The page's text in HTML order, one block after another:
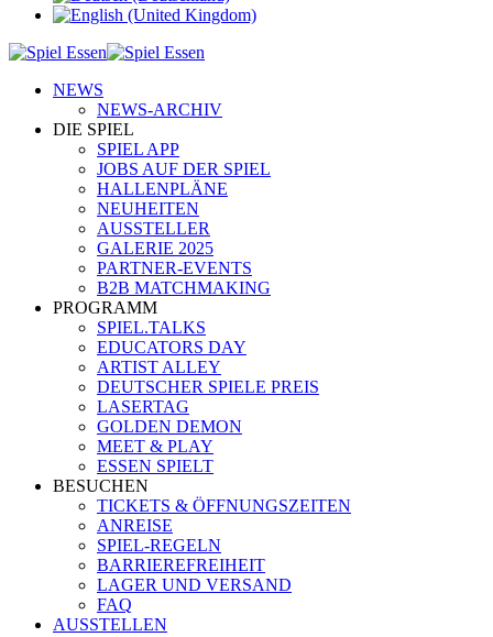
NEWS
NEWS-ARCHIV
DIE SPIEL
SPIEL APP
JOBS AUF DER SPIEL
HALLENPLÄNE
NEUHEITEN
AUSSTELLER
GALERIE 2025
PARTNER-EVENTS
B2B MATCHMAKING
PROGRAMM
SPIEL.TALKS
EDUCATORS DAY
ARTIST ALLEY
DEUTSCHER SPIELE PREIS
LASERTAG
GOLDEN DEMON
MEET & PLAY
ESSEN SPIELT
BESUCHEN
TICKETS & ÖFFNUNGSZEITEN
ANREISE
SPIEL-REGELN
BARRIEREFREIHEIT
LAGER UND VERSAND
FAQ
AUSSTELLEN